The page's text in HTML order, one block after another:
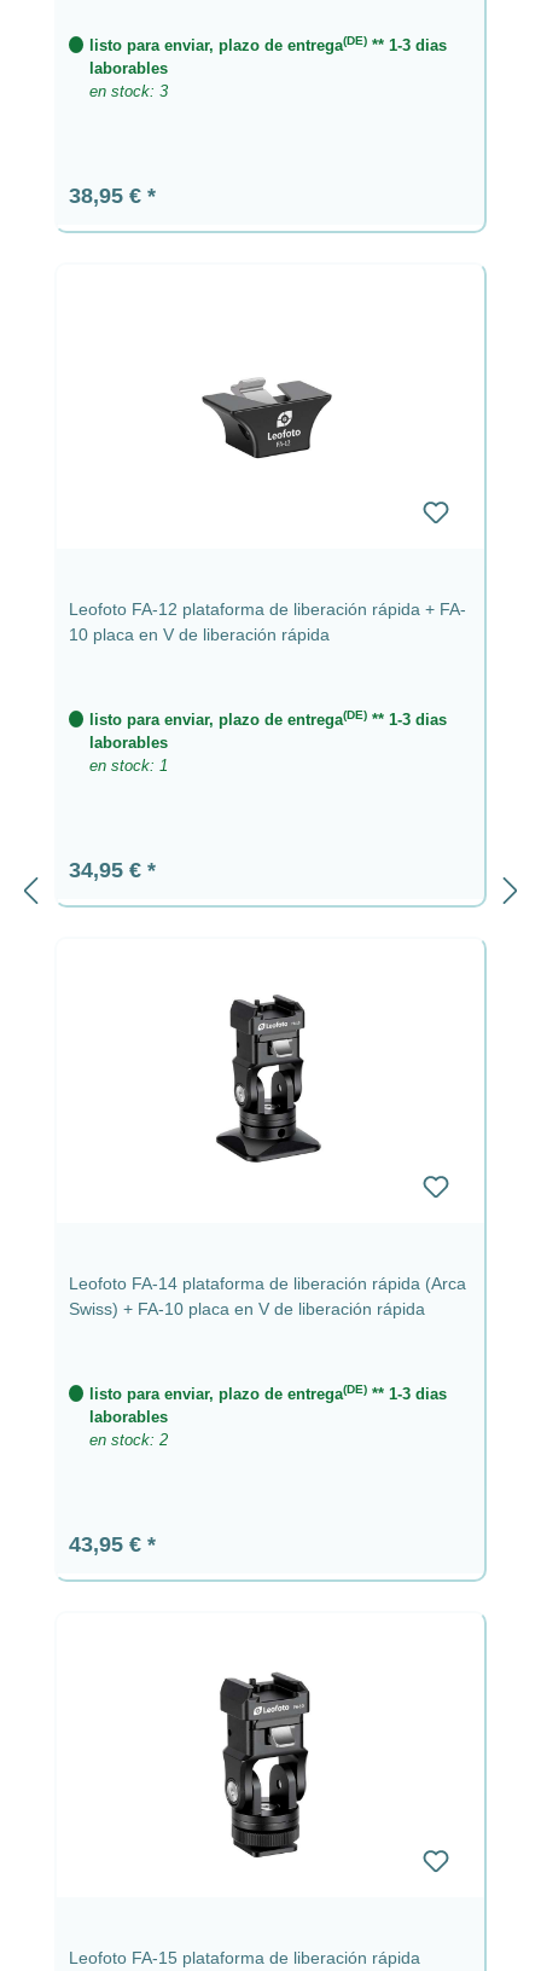
listo para enviar, plazo de entrega(DE) ** 1-3 dias
laborables
en stock: 3
Precio normal:
38,95 €
Leofoto FA-12 plataforma de liberación rápida + FA-
10 placa en V de liberación rápida
listo para enviar, plazo de entrega(DE) ** 1-3 dias
laborables
en stock: 1
Precio normal:
34,95 €
Leofoto FA-14 plataforma de liberación rápida (Arca
Swiss) + FA-10 placa en V de liberación rápida
listo para enviar, plazo de entrega(DE) ** 1-3 dias
laborables
en stock: 2
Precio normal:
43,95 €
Leofoto FA-15 plataforma de liberación rápida